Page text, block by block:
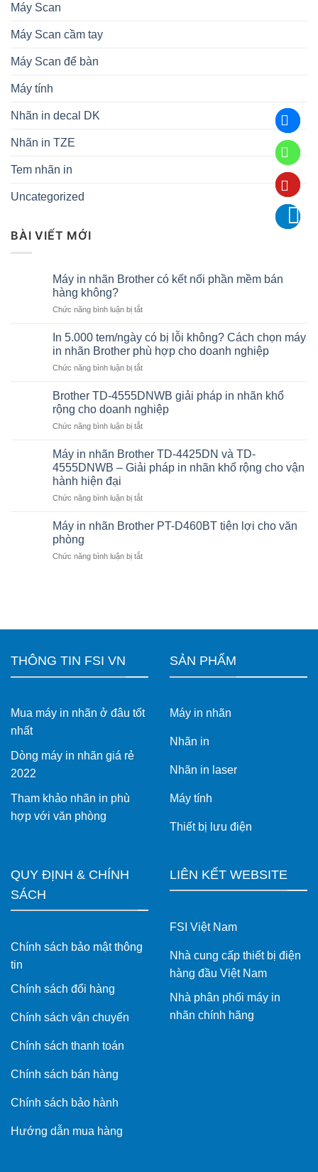
Máy Scan
Máy Scan cầm tay
Máy Scan để bàn
Máy tính
Nhãn in decal DK
Nhãn in TZE
Tem nhãn in
Uncategorized
BÀI VIẾT MỚI
Máy in nhãn Brother có kết nối phần mềm bán
hàng không?
Chức năng bình luận bị tắtở
nhãn
Brother
có
nối
phần
mềm
bán
không?
In 5.000 tem/ngày có bị lỗi không? Cách chọn máy
in nhãn Brother phù hợp cho doanh nghiệp
Chức năng bình luận bị tắtở
5.000
tem/ngày
có
bị
không?
Cách
chọn
in
Brother
cho
Brother TD-4555DNWB giải pháp in nhãn khổ
rộng cho doanh nghiệp
Chức năng bình luận bị tắtở
4555DNWB
giải
in
khổ
doanh
Máy in nhãn Brother TD-4425DN và TD-
4555DNWB – Giải pháp in nhãn khổ rộng cho vận
hành hiện đại
Chức năng bình luận bị tắtở
TD-
Giải
khổ
vận
Máy in nhãn Brother PT-D460BT tiện lợi cho văn
phòng
Chức năng bình luận bị tắtở
D460BT
văn
THÔNG TIN FSI VN
Mua máy in nhãn ở đâu tốt
nhất
Dòng máy in nhãn giá rẻ
2022
Tham khảo nhãn in phù
hợp với văn phòng
SẢN PHẨM
Máy in nhãn
Nhãn in
Nhãn in laser
Máy tính
Thiết bị lưu điện
QUY ĐỊNH & CHÍNH
SÁCH
Chính sách bảo mật thông
tin
Chính sách đổi hàng
Chính sách vận chuyển
Chính sách thanh toán
Chính sách bán hàng
Chính sách bảo hành
Hướng dẫn mua hàng
LIÊN KẾT WEBSITE
FSI Việt Nam
Nhà cung cấp thiết bị điện
hàng đầu Việt Nam
Nhà phân phối máy in
nhãn chính hãng